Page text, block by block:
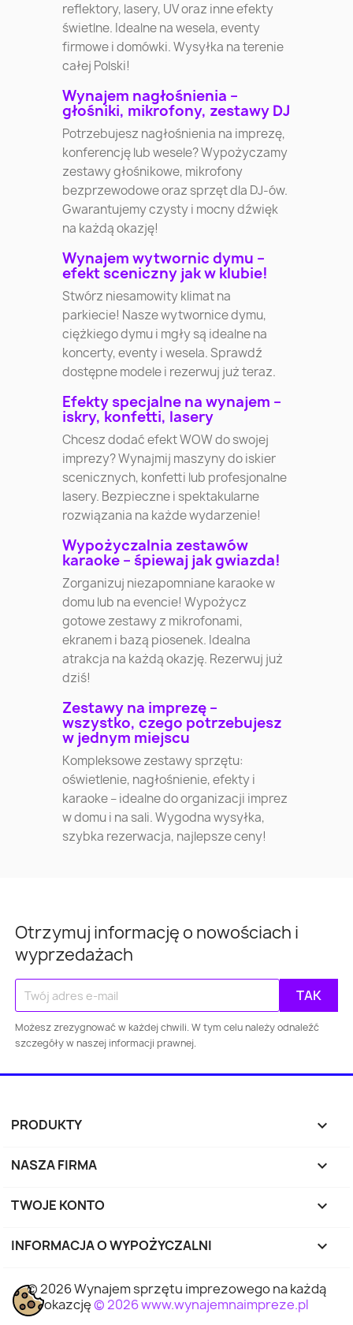
Warszawa
Gdańsk Bydgoszcz
Katowice Gdynia
Zabrze
Dąbrowa
Elbląg
Tarnów Chorzów Koszalin
reflektory, lasery, UV oraz inne efekty
świetlne. Idealne na wesela, eventy
firmowe i domówki. Wysyłka na terenie
całej Polski!
Wynajem nagłośnienia –
głośniki, mikrofony, zestawy DJ
Potrzebujesz nagłośnienia na imprezę,
konferencję lub wesele? Wypożyczamy
zestawy głośnikowe, mikrofony
bezprzewodowe oraz sprzęt dla DJ-ów.
Gwarantujemy czysty i mocny dźwięk
na każdą okazję!
Wynajem wytwornic dymu –
efekt sceniczny jak w klubie!
Stwórz niesamowity klimat na
parkiecie! Nasze wytwornice dymu,
ciężkiego dymu i mgły są idealne na
koncerty, eventy i wesela. Sprawdź
dostępne modele i rezerwuj już teraz.
Efekty specjalne na wynajem –
iskry, konfetti, lasery
Chcesz dodać efekt WOW do swojej
imprezy? Wynajmij maszyny do iskier
scenicznych, konfetti lub profesjonalne
lasery. Bezpieczne i spektakularne
rozwiązania na każde wydarzenie!
Wypożyczalnia zestawów
karaoke – śpiewaj jak gwiazda!
Zorganizuj niezapomniane karaoke w
domu lub na evencie! Wypożycz
gotowe zestawy z mikrofonami,
ekranem i bazą piosenek. Idealna
atrakcja na każdą okazję. Rezerwuj już
dziś!
Zestawy na imprezę –
wszystko, czego potrzebujesz
w jednym miejscu
Kompleksowe zestawy sprzętu:
oświetlenie, nagłośnienie, efekty i
karaoke – idealne do organizacji imprez
w domu i na sali. Wygodna wysyłka,
szybka rezerwacja, najlepsze ceny!
Otrzymuj informację o nowościach i
wyprzedażach
Możesz zrezygnować w każdej chwili. W tym celu należy odnaleźć
szczegóły w naszej informacji prawnej.
PRODUKTY 
NASZA FIRMA 
TWOJE KONTO 
INFORMACJA O WYPOŻYCZALNI keyboard_arrow_down
© 2026 Wynajem sprzętu imprezowego na każdą
okazcję© 2026 www.wynajemnaimpreze.pl